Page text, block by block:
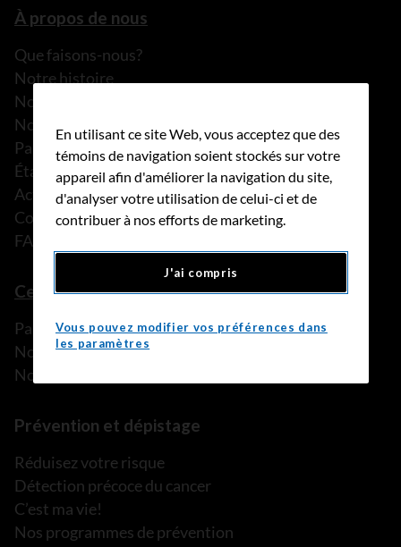
À propos de nous
Que faisons-nous?
Notre histoire
Nos histoires
Notre équipe
Partenariats
États financiers
Actualités
Communiqués de presse
FAQ
Ce que nous pouvons faire
Parler à une personne de confiance
Nos programmes et services
Nos ressources
Prévention et dépistage
Réduisez votre risque
Détection précoce du cancer
C’est ma vie!
Nos programmes de prévention
En utilisant ce site Web, vous acceptez que des
témoins de navigation soient stockés sur votre
appareil afin d'améliorer la navigation du site,
d'analyser votre utilisation de celui-ci et de
contribuer à nos efforts de marketing.
J'ai compris
Vous pouvez modifier vos préférences dans
les paramètres